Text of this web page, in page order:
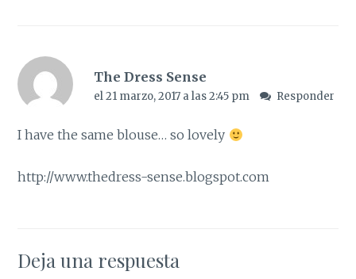
The Dress Sense
el 21 marzo, 2017 a las 2:45 pm Responder
I have the same blouse… so lovely
http://www.thedress-sense.blogspot.com
Deja una respuesta